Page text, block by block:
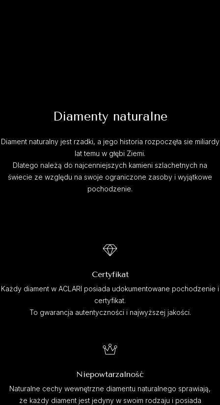
Diamenty naturalne
Diament naturalny jest rzadki, a jego historia rozpoczęła sie miliardy
lat temu w głębi Ziemi.
Dlatego należą do najcenniejszych kamieni szlachetnych na
świecie ze względu na swoje ograniczone zasoby i wyjątkowe
pochodzenie.
Certyfikat
Każdy diament w ACLARI posiada udokumentowane pochodzenie i
certyfikat.
To gwarancja autentyczności i najwyższej jakości.
Niepowtarzalność
Naturalne cechy wewnętrzne diamentu naturalnego sprawiają,
że każdy diament jest jedyny w swoim rodzaju i posiada